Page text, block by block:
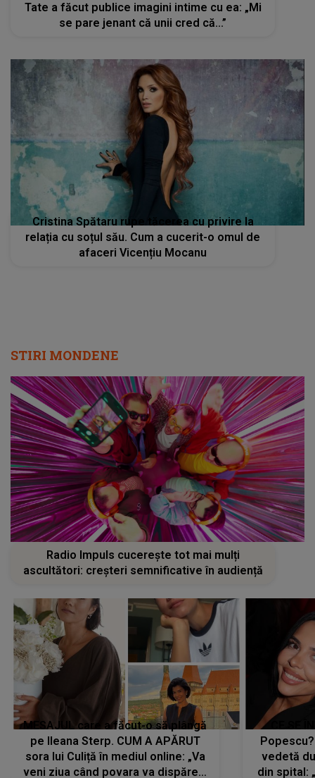
Tate a făcut publice imagini intime cu ea: „Mi
se pare jenant că unii cred că...”
Cristina Spătaru rupe tăcerea cu privire la
relația cu soțul său. Cum a cucerit-o omul de
afaceri Vicențiu Mocanu
STIRI MONDENE
Radio Impuls cucerește tot mai mulți
ascultători: creșteri semnificative în audiență
MESAJUL care a făcut-o să plângă
pe Ileana Sterp. CUM A APĂRUT
sora lui Culiță în mediul online: „Va
veni ziua când povara va dispărea,
vedetă
din spital: